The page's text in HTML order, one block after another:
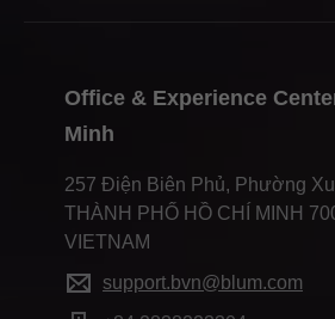
Office & Experience
Minh
257 Điện Biên Phủ, Phường
THÀNH PHỐ HỒ CHÍ MINH
VIETNAM
support.bvn@blum.com